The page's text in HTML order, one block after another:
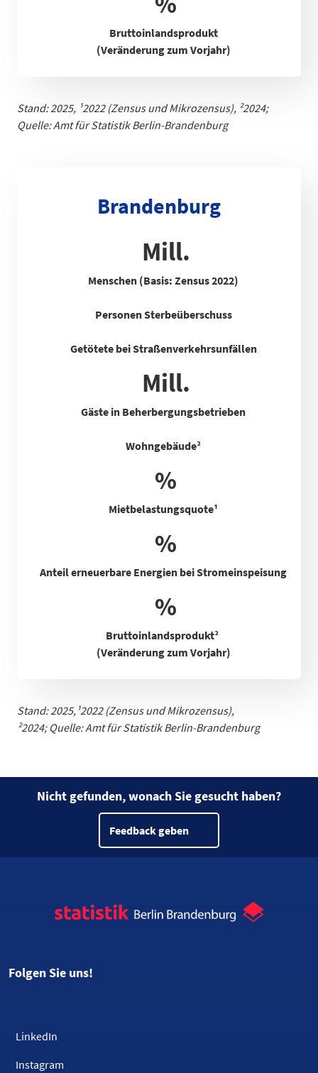
Bruttoinlandsprodukt
(Veränderung zum Vorjahr)
Stand: 2025, ¹2022 (Zensus und Mikrozensus), ²2024;
Quelle: Amt für Statistik Berlin-Brandenburg
Brandenburg
Mill.
Menschen (Basis: Zensus 2022)
Personen Sterbeüberschuss
Getötete bei Straßenverkehrsunfällen
Mill.
Gäste in Beherbergungsbetrieben
Wohngebäude²
%
Mietbelastungsquote¹
%
Anteil erneuerbare Energien bei Stromeinspeisung
%
Bruttoinlandsprodukt²
(Veränderung zum Vorjahr)
Stand: 2025, ¹2022 (Zensus und Mikrozensus),
²2024; Quelle: Amt für Statistik Berlin-Brandenburg
Nicht gefunden, wonach Sie gesucht haben?
Feedback geben
Folgen Sie uns!
LinkedIn
Instagram